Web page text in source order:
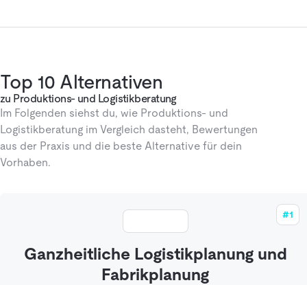
Top 10 Alternativen
zu Produktions- und Logistikberatung
Im Folgenden siehst du, wie Produktions- und
Logistikberatung im Vergleich dasteht, Bewertungen
aus der Praxis und die beste Alternative für dein
Vorhaben.
#1
Ganzheitliche Logistikplanung und
Fabrikplanung